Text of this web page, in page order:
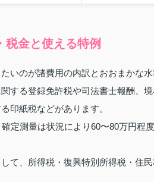
税金と使える特例
いのが諸費用の内訳とおおまかな水
する登録免許税や司法書士報酬、
印紙税などがあります。
定測量は状況により60〜80万円程
て、所得税・復興特別所得税・住